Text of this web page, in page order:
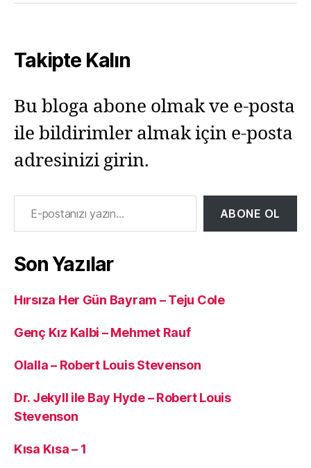
Takipte Kalın
Bu bloga abone olmak ve e-posta
ile bildirimler almak için e-posta
adresinizi girin.
E-postanızı yazın…
ABONE OL
Son Yazılar
Hırsıza Her Gün Bayram – Teju Cole
Genç Kız Kalbi – Mehmet Rauf
Olalla – Robert Louis Stevenson
Dr. Jekyll ile Bay Hyde – Robert Louis
Stevenson
Kısa Kısa – 1